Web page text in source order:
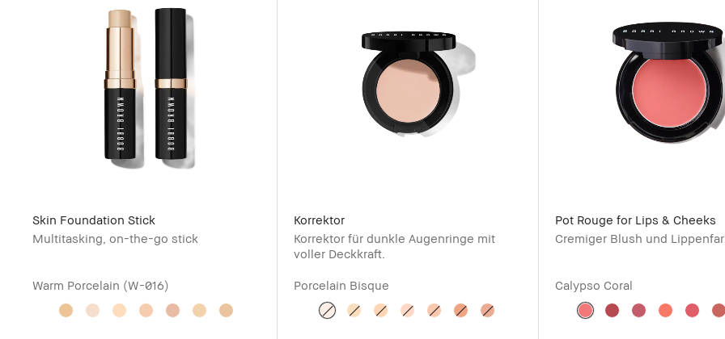
Skin Foundation Stick
Multitasking, on-the-go stick
Warm Porcelain (W-016)
Korrektor
Korrektor für dunkle Augenringe mit
voller Deckkraft.
Porcelain Bisque
Pot Rouge for Lips & Cheeks
Cremiger Blush und
Calypso Coral